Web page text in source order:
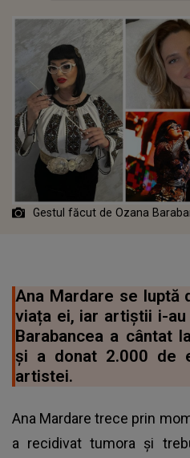
Gestul făcut de Ozana
Ana Mardare se luptă
viața ei, iar artiștii i-au
Barabancea a cântat
și a donat 2.000 de
artistei.
Ana Mardare trece prin
a recidivat tumora și